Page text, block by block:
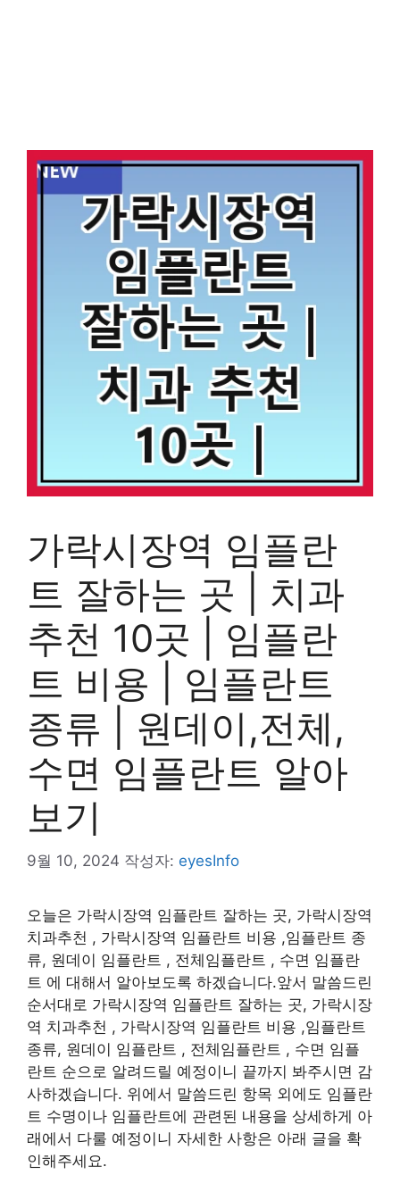
가락시장역 임플란
트 잘하는 곳 | 치과
추천 10곳 | 임플란
트 비용 | 임플란트
종류 | 원데이,전체,
수면 임플란트 알아
보기
9월 10, 2024 작성자: eyesInfo
오늘은 가락시장역 임플란트 잘하는 곳, 가락시장역
치과추천 , 가락시장역 임플란트 비용 ,임플란트 종
류, 원데이 임플란트 , 전체임플란트 , 수면 임플란
트 에 대해서 알아보도록 하겠습니다.앞서 말씀드린
순서대로 가락시장역 임플란트 잘하는 곳, 가락시장
역 치과추천 , 가락시장역 임플란트 비용 ,임플란트
종류, 원데이 임플란트 , 전체임플란트 , 수면 임플
란트 순으로 알려드릴 예정이니 끝까지 봐주시면 감
사하겠습니다. 위에서 말씀드린 항목 외에도 임플란
트 수명이나 임플란트에 관련된 내용을 상세하게 아
래에서 다룰 예정이니 자세한 사항은 아래 글을 확
인해주세요.